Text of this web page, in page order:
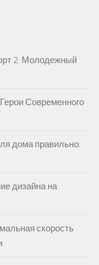
2: Молодежный
Современного
дома правильно:
дизайна на
скорость